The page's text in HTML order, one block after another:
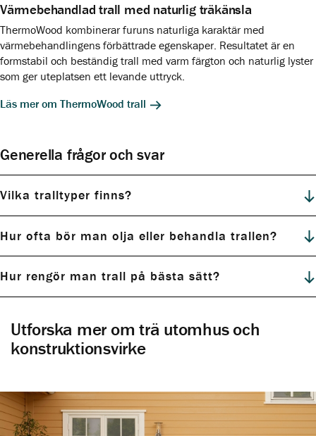
Värmebehandlad trall med naturlig träkänsla
ThermoWood kombinerar furuns naturliga karaktär med
värmebehandlingens förbättrade egenskaper. Resultatet är en
formstabil och beständig trall med varm färgton och naturlig lyster
som ger uteplatsen ett levande uttryck.
Läs mer om ThermoWood trall
Generella frågor och svar
Vilka tralltyper finns?
Altan och uteplats
Hur ofta bör man olja eller behandla trallen?
Hur rengör man trall på bästa sätt?
Utforska mer om trä utomhus och
konstruktionsvirke